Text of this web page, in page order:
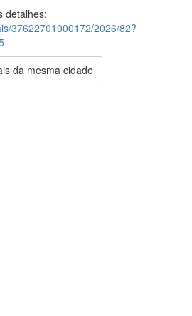
detalhes:
37622701000172/2026/82?
da mesma cidade